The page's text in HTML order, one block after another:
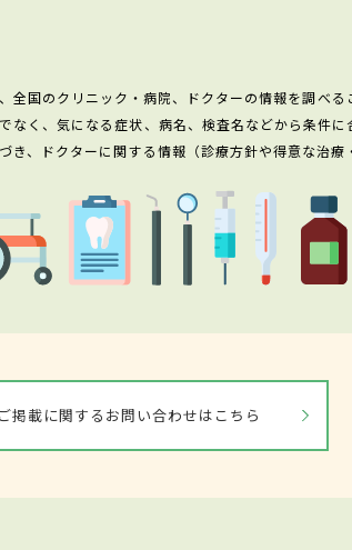
全国のクリニック・病院、ドクターの情報を調べる
く、気になる症状、病名、検査名などから条件に
き、ドクターに関する情報（診療方針や得意な治療
ご掲載に関するお問い合わせはこちら